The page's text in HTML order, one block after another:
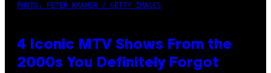
PHOTO: PETER KRAMER / GETTY IMAGES
4 Iconic MTV Shows From the
2000s You Definitely Forgot